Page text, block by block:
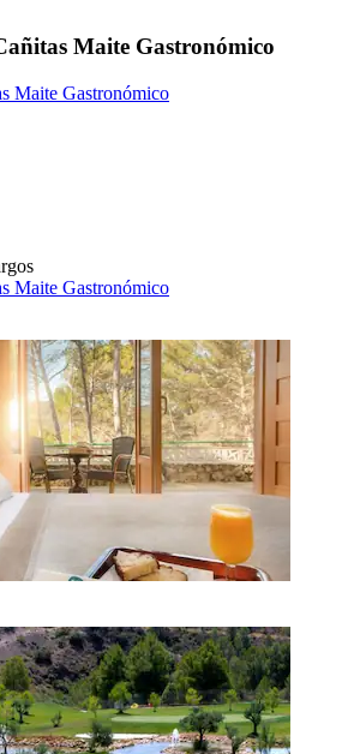
Maite Gastronómico
Maite Gastronómico
Maite Gastronómico